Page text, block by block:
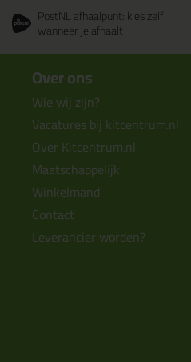
PostNL afhaalpunt: kies zelf
wanneer je afhaalt
Over ons
Wie wij zijn?
Vacatures bij kitcentrum.nl
Over Kitcentrum.nl
Maatschappelijk
Winkelmand
Contact
Leverancier worden?